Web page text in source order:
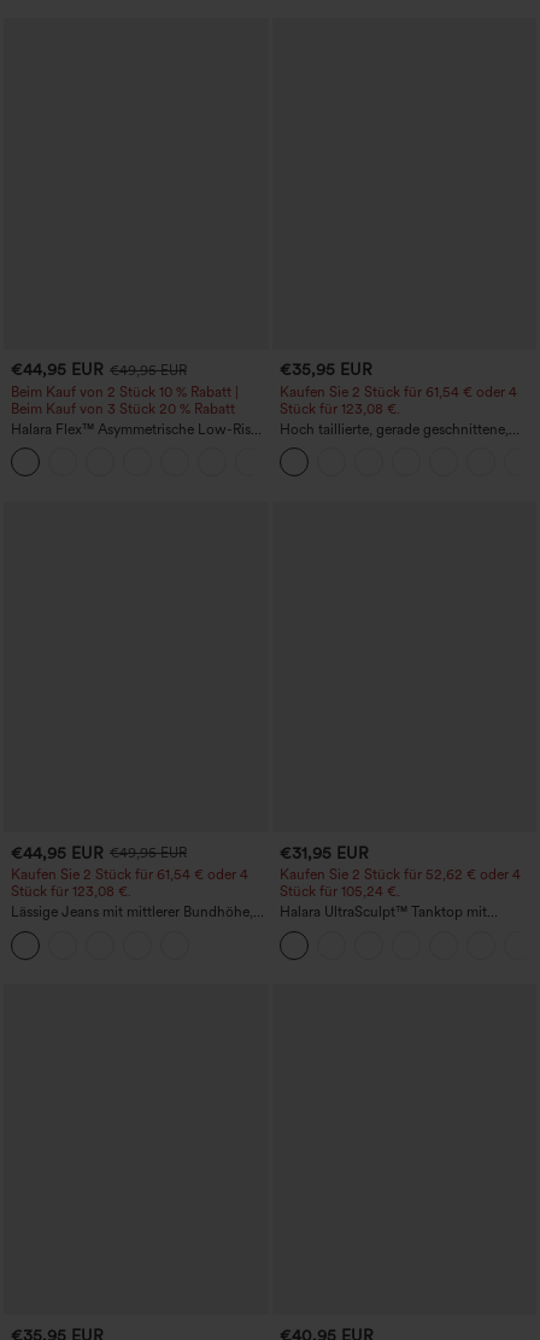
€44,95 EUR €49,95 EUR
Beim Kauf von 2 Stück 10 % Rabatt |
Beim Kauf von 3 Stück 20 % Rabatt
Halara Flex™ Asymmetrische Low-Rise-
Jeans mit Reißverschlusstaschen,
Baggy-Stil, weitem Bein, gewaschen,
lässig
€35,95 EUR
Kaufen Sie 2 Stück für 61,54 € oder 4
Stück für 123,08 €.
Hoch taillierte, gerade geschnittene,
legere Leinen-Optik-Hose mit Taschen
€44,95 EUR €49,95 EUR
Kaufen Sie 2 Stück für 61,54 € oder 4
Stück für 123,08 €.
Lässige Jeans mit mittlerer Bundhöhe,
Kordelzug und Taschen
€31,95 EUR
Kaufen Sie 2 Stück für 52,62 € oder 4
Stück für 105,24 €.
Halara UltraSculpt™ Tanktop mit
Rundhalsausschnitt und
geschwungenem Saum
€35,95 EUR €40,95 EUR